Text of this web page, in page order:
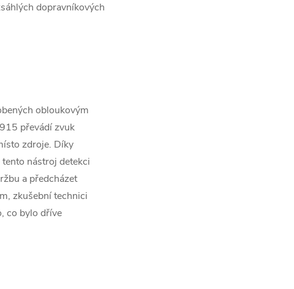
dopravníkových
obloukovým
převádí zvuk
zdroje. Díky
nástroj detekci
a předcházet
zkušební technici
co bylo dříve